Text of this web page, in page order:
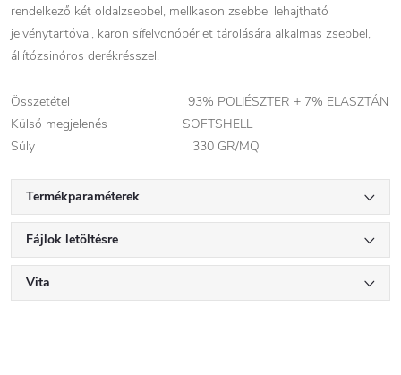
rendelkező két oldalzsebbel, mellkason zsebbel lehajtható
jelvénytartóval, karon sífelvonóbérlet tárolására alkalmas zsebbel,
állítózsinóros derékrésszel.
Összetétel 93% POLIÉSZTER + 7% ELASZTÁN
Külső megjelenés SOFTSHELL
Súly 330 GR/MQ
Termékparaméterek
Fájlok letöltésre
Vita